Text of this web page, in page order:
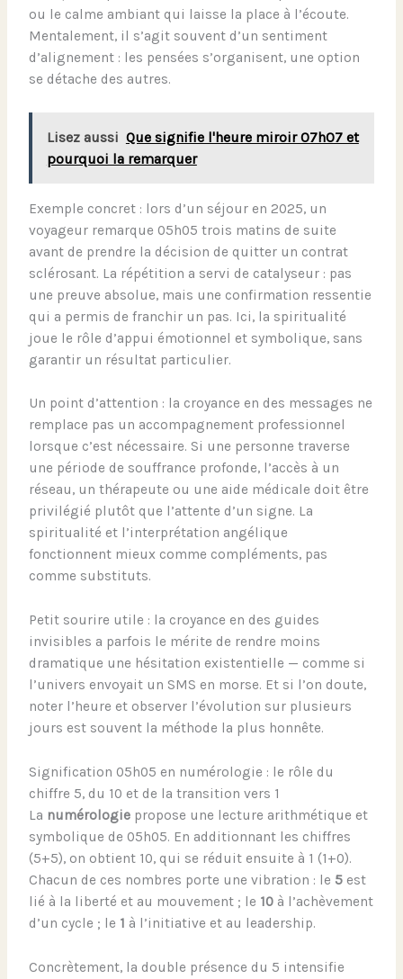
ou le calme ambiant qui laisse la place à l’écoute.
Mentalement, il s’agit souvent d’un sentiment
d’alignement : les pensées s’organisent, une option
se détache des autres.
Lisez aussi Que signifie l'heure miroir 07h07 et
pourquoi la remarquer
Exemple concret : lors d’un séjour en 2025, un
voyageur remarque 05h05 trois matins de suite
avant de prendre la décision de quitter un contrat
sclérosant. La répétition a servi de catalyseur : pas
une preuve absolue, mais une confirmation ressentie
qui a permis de franchir un pas. Ici, la spiritualité
joue le rôle d’appui émotionnel et symbolique, sans
garantir un résultat particulier.
Un point d’attention : la croyance en des messages ne
remplace pas un accompagnement professionnel
lorsque c’est nécessaire. Si une personne traverse
une période de souffrance profonde, l’accès à un
réseau, un thérapeute ou une aide médicale doit être
privilégié plutôt que l’attente d’un signe. La
spiritualité et l’interprétation angélique
fonctionnent mieux comme compléments, pas
comme substituts.
Petit sourire utile : la croyance en des guides
invisibles a parfois le mérite de rendre moins
dramatique une hésitation existentielle — comme si
l’univers envoyait un SMS en morse. Et si l’on doute,
noter l’heure et observer l’évolution sur plusieurs
jours est souvent la méthode la plus honnête.
Signification 05h05 en numérologie : le rôle du
chiffre 5, du 10 et de la transition vers 1
La numérologie propose une lecture arithmétique et
symbolique de 05h05. En additionnant les chiffres
(5+5), on obtient 10, qui se réduit ensuite à 1 (1+0).
Chacun de ces nombres porte une vibration : le 5 est
lié à la liberté et au mouvement ; le 10 à l’achèvement
d’un cycle ; le 1 à l’initiative et au leadership.
Concrètement, la double présence du 5 intensifie